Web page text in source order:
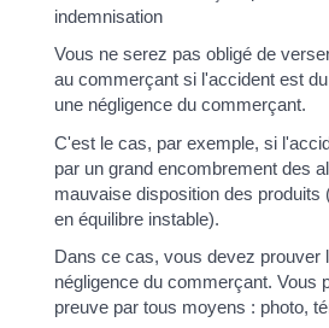
indemnisation
Vous ne serez pas obligé de
au commerçant si l'accident est
une négligence du commerçant.
C'est le cas, par exemple, si
par un grand encombrement des
mauvaise disposition des produits
en équilibre instable).
Dans ce cas, vous devez prouver
négligence du commerçant. Vous
preuve par tous moyens : photo,